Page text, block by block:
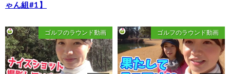
ゃん組#1】
ゴルフのラウンド動画 ゴルフのラウンド動画